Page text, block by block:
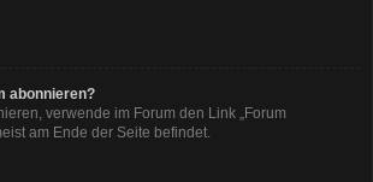
abonnieren?
verwende im Forum den Link „Forum
am Ende der Seite befindet.